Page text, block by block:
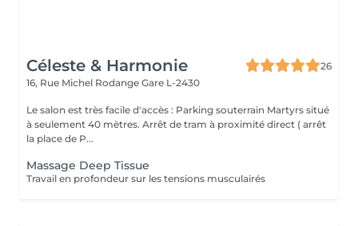
Céleste & Harmonie
26
16, Rue Michel Rodange Gare L-2430
Le salon est très facile d'accès : Parking souterrain Martyrs situé
à seulement 40 mètres. Arrêt de tram à proximité direct ( arrêt
la place de P...
Massage Deep Tissue
Travail en profondeur sur les tensions musculairés